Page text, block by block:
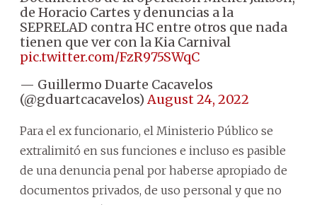
de Horacio Cartes y denuncias a la
SEPRELAD contra HC entre otros que nada
tienen que ver con la Kia Carnival
pic.twitter.com/FzR975SWqC
— Guillermo Duarte Cacavelos
(@gduartcacavelos)August 24, 2022
Para el ex funcionario, el Ministerio Público se
extralimitó en sus funciones e incluso es pasible
de una denuncia penal por haberse apropiado de
documentos privados, de uso personal y que no